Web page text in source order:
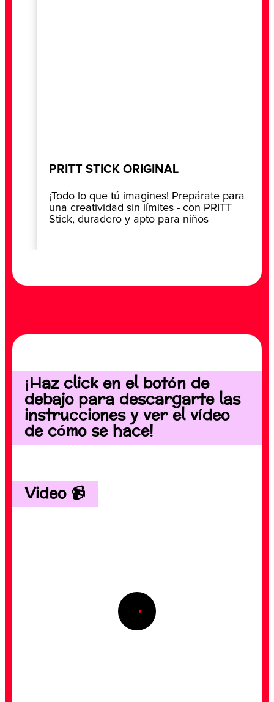
PRITT STICK ORIGINAL
¡Todo lo que tú imagines! Prepárate para
una creatividad sin límites - con PRITT
Stick, duradero y apto para niños
¡Haz click en el botón de
debajo para descargarte las
instrucciones y ver el vídeo
de cómo se hace!
Video 📹